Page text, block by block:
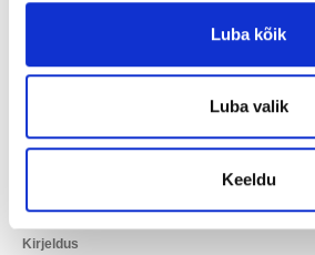
Luba kõik
Luba valik
Keeldu
Periood
tingimustest.
Kirjeldus